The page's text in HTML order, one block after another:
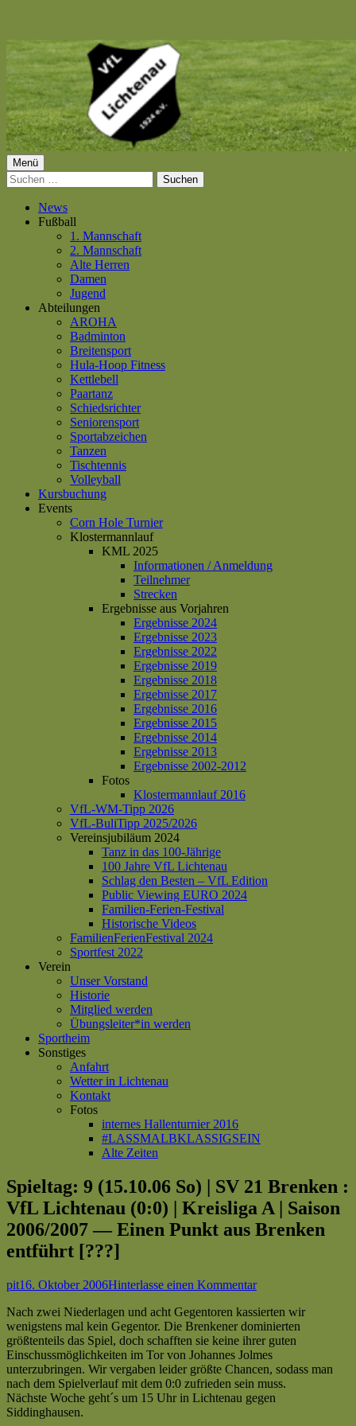
Springe
zum
Inhalt
VfL Lichtenau 1924 e.V.
Primäres
Menü
Menü
Suchen
nach:
News
Fußball
1. Mannschaft
2. Mannschaft
Alte Herren
Damen
Jugend
Abteilungen
AROHA
Badminton
Breitensport
Hula-Hoop Fitness
Kettlebell
Paartanz
Schiedsrichter
Seniorensport
Sportabzeichen
Tanzen
Tischtennis
Volleyball
Kursbuchung
Events
Corn Hole Turnier
Klostermannlauf
KML 2025
Informationen / Anmeldung
Teilnehmer
Strecken
Ergebnisse aus Vorjahren
Ergebnisse 2024
Ergebnisse 2023
Ergebnisse 2022
Ergebnisse 2019
Ergebnisse 2018
Ergebnisse 2017
Ergebnisse 2016
Ergebnisse 2015
Ergebnisse 2014
Ergebnisse 2013
Ergebnisse 2002-2012
Fotos
Klostermannlauf 2016
VfL-WM-Tipp 2026
VfL-BuliTipp 2025/2026
Vereinsjubiläum 2024
Tanz in das 100-Jährige
100 Jahre VfL Lichtenau
Schlag den Besten – VfL Edition
Public Viewing EURO 2024
Familien-Ferien-Festival
Historische Videos
FamilienFerienFestival 2024
Sportfest 2022
Verein
Unser Vorstand
Historie
Mitglied werden
Übungsleiter*in werden
Sportheim
Sonstiges
Anfahrt
Wetter in Lichtenau
Kontakt
Fotos
internes Hallenturnier 2016
#LASSMALBKLASSIGSEIN
Alte Zeiten
Spieltag: 9 (15.10.06 So) | SV 21 Brenken :
VfL Lichtenau (0:0) | Kreisliga A | Saison
2006/2007 — Einen Punkt aus Brenken
entführt [???]
Autor
pitVeröffentlicht
16. Oktober 2006Hinterlasse einen Kommentarzu
9
(15.10.06 So)
|
SV
21
Brenken
:
Nach zwei Niederlagen und acht Gegentoren kassierten wir
wenigstens mal kein Gegentor. Die Brenkener dominierten
größtenteils das Spiel, doch schafften sie keine ihrer guten
Einschussmöglichkeiten im Tor von Johannes Jolmes
unterzubringen. Wir vergaben leider größte Chancen, sodass man
nach dem Spielverlauf mit dem 0:0 zufrieden sein muss.
Nächste Woche geht´s um 15 Uhr in Lichtenau gegen
Siddinghausen.